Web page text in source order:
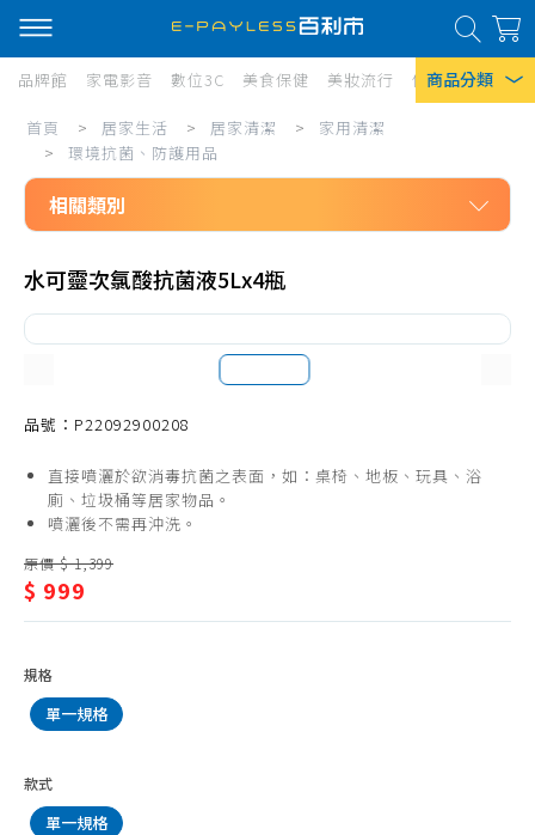
商品分類
熱門搜尋
風扇
口罩
除濕機
衛生紙
品牌館 家電影音 數位3C 美食保健 美妝流行 傢俱寢具 居
居
生
活/
居
家
家
用
清
潔/
環
境
抗
菌、
護
首頁 > 居家生活 > 居家清潔 >
家用清潔
>
環境抗菌、防護用品
相關類別
居家清潔
拖把、週邊配件
清潔工具
抹布、菜瓜布
垃圾袋
垃圾桶
環境抗菌、防護用品
除蟲、殺蟑、鼠疫
除濕、防霉劑品
水可靈次氯酸抗菌液5Lx4瓶
品號：P22092900208
直接噴灑於欲消毒抗菌之表面，如：桌椅、地板、玩具、浴
廁、垃圾桶等居家物品。
噴灑後不需再沖洗。
原價 $ 1,399
$ 999
規格
單一規格
款式
單一規格